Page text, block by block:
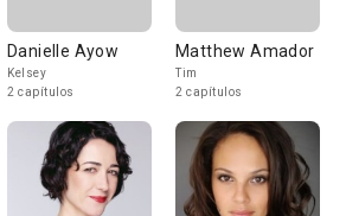
Danielle Ayow
Kelsey
2 capítulos
Matthew Amador
Tim
2 capítulos